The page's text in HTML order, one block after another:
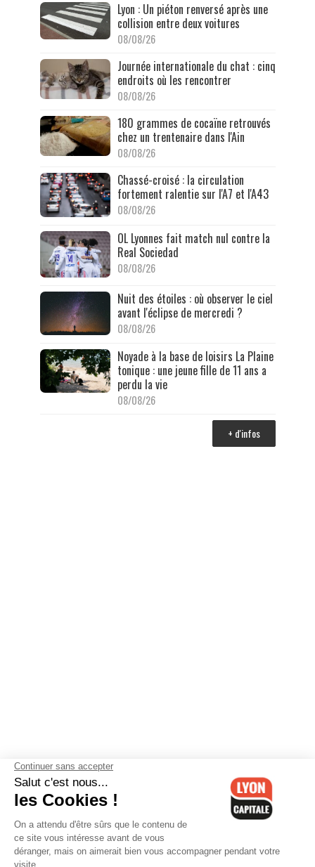
Lyon : Un piéton renversé après une
collision entre deux voitures
08/08/26
Journée internationale du chat : cinq
endroits où les rencontrer
08/08/26
180 grammes de cocaïne retrouvés
chez un trentenaire dans l'Ain
08/08/26
Chassé-croisé : la circulation
fortement ralentie sur l'A7 et l'A43
08/08/26
OL Lyonnes fait match nul contre la
Real Sociedad
08/08/26
Nuit des étoiles : où observer le ciel
avant l'éclipse de mercredi ?
08/08/26
Noyade à la base de loisirs La Plaine
tonique : une jeune fille de 11 ans a
perdu la vie
08/08/26
+ d'infos